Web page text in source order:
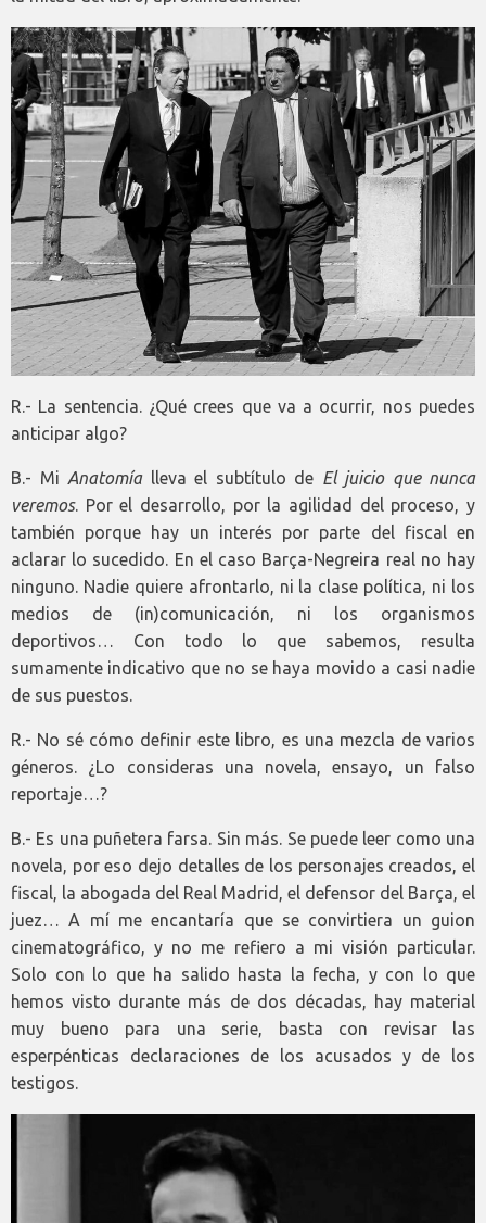
R.- La sentencia. ¿Qué crees que va a ocurrir, nos puedes
anticipar algo?
B.- Mi Anatomía lleva el subtítulo de El juicio que nunca
veremos. Por el desarrollo, por la agilidad del proceso, y
también porque hay un interés por parte del fiscal en
aclarar lo sucedido. En el caso Barça-Negreira real no hay
ninguno. Nadie quiere afrontarlo, ni la clase política, ni los
medios de (in)comunicación, ni los organismos
deportivos… Con todo lo que sabemos, resulta
sumamente indicativo que no se haya movido a casi nadie
de sus puestos.
R.- No sé cómo definir este libro, es una mezcla de varios
géneros. ¿Lo consideras una novela, ensayo, un falso
reportaje…?
B.- Es una puñetera farsa. Sin más. Se puede leer como una
novela, por eso dejo detalles de los personajes creados, el
fiscal, la abogada del Real Madrid, el defensor del Barça, el
juez… A mí me encantaría que se convirtiera un guion
cinematográfico, y no me refiero a mi visión particular.
Solo con lo que ha salido hasta la fecha, y con lo que
hemos visto durante más de dos décadas, hay material
muy bueno para una serie, basta con revisar las
esperpénticas declaraciones de los acusados y de los
testigos.